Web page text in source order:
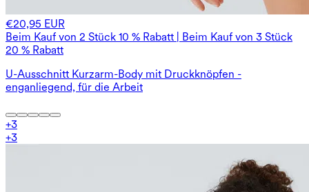
€20,95 EUR
Beim Kauf von 2 Stück 10 % Rabatt | Beim Kauf von 3 Stück
20 % Rabatt
U-Ausschnitt Kurzarm-Body mit Druckknöpfen -
enganliegend, für die Arbeit
+3
+3